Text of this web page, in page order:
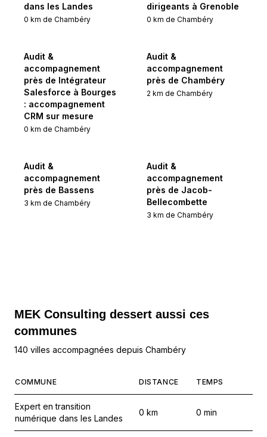
dans les Landes
0 km de Chambéry
dirigeants à Grenoble
0 km de Chambéry
Audit &
accompagnement
près de Intégrateur
Salesforce à Bourges
: accompagnement
CRM sur mesure
0 km de Chambéry
Audit &
accompagnement
près de Chambéry
2 km de Chambéry
Audit &
accompagnement
près de Bassens
3 km de Chambéry
Audit &
accompagnement
près de Jacob-
Bellecombette
3 km de Chambéry
MEK Consulting dessert aussi ces
communes
140 villes accompagnées depuis Chambéry
COMMUNE DISTANCE TEMPS
Expert en transition
numérique dans les Landes
0 km 0 min